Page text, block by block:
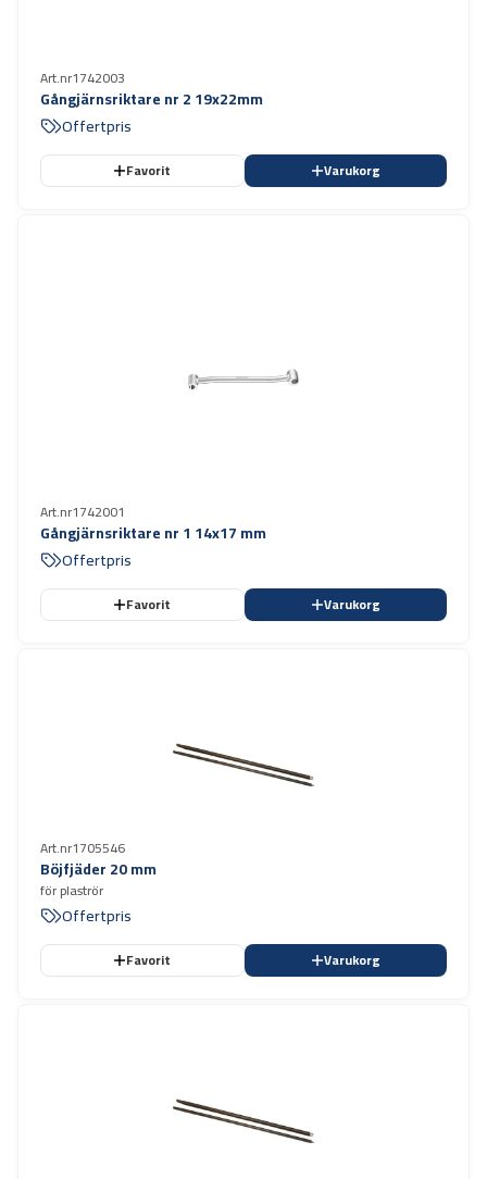
Art.nr1742003
Gångjärnsriktare nr 2 19x22mm
Offertpris
Favorit Varukorg
Art.nr1742001
Gångjärnsriktare nr 1 14x17 mm
Offertpris
Favorit Varukorg
Art.nr1705546
Böjfjäder 20 mm
för plaströr
Offertpris
Favorit Varukorg